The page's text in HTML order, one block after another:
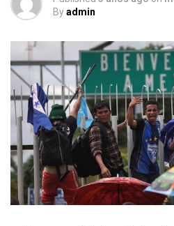
Byadmin